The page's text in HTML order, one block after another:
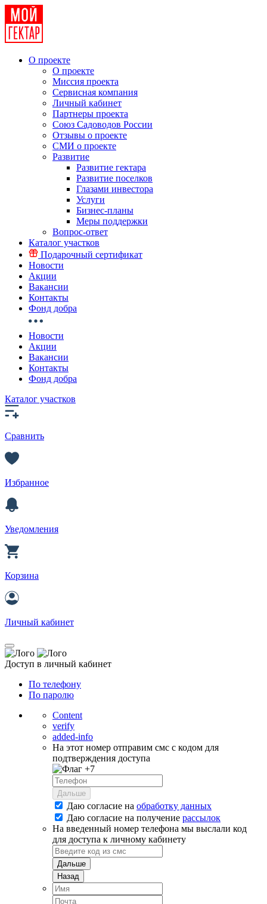
О проекте
О проекте
Миссия проекта
Сервисная компания
Личный кабинет
Партнеры проекта
Союз Садоводов России
Отзывы о проекте
СМИ о проекте
Развитие
Развитие гектара
Развитие поселков
Глазами инвестора
Услуги
Бизнес-планы
Меры поддержки
Вопрос-ответ
Каталог участков
Подарочный сертификат
Новости
Акции
Вакансии
Контакты
Фонд добра
Новости
Акции
Вакансии
Контакты
Фонд добра
Каталог участков
Сравнить
Избранное
Уведомления
Корзина
Личный кабинет
Доступ в личный кабинет
По телефону
По паролю
Content
verify
added-info
На этот номер отправим смс с кодом для
подтверждения доступа
+7
Дальше
Даю согласие на обработку данных
Даю согласие на получение рассылок
На введенный номер телефона мы выслали код
для доступа к личному кабинету
Дальше
Назад